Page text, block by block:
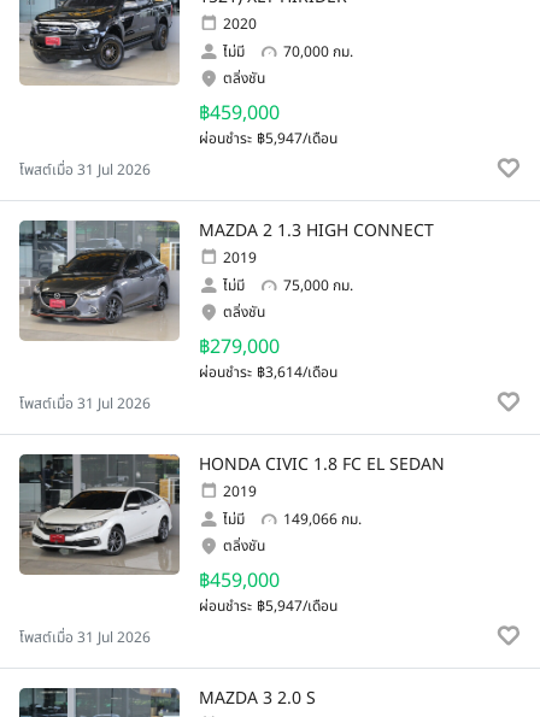
2020
ไม่มี
70,000 กม.
฿459,000
ผ่อนชำระ ฿5,947/เดือน
ตลิ่งชัน
โพสต์เมื่อ 31 Jul 2026
MAZDA 2 1.3 HIGH CONNECT
2019
ไม่มี
75,000 กม.
฿279,000
ผ่อนชำระ ฿3,614/เดือน
ตลิ่งชัน
โพสต์เมื่อ 31 Jul 2026
HONDA CIVIC 1.8 FC EL SEDAN
2019
ไม่มี
149,066 กม.
฿459,000
ผ่อนชำระ ฿5,947/เดือน
ตลิ่งชัน
โพสต์เมื่อ 31 Jul 2026
MAZDA 3 2.0 S